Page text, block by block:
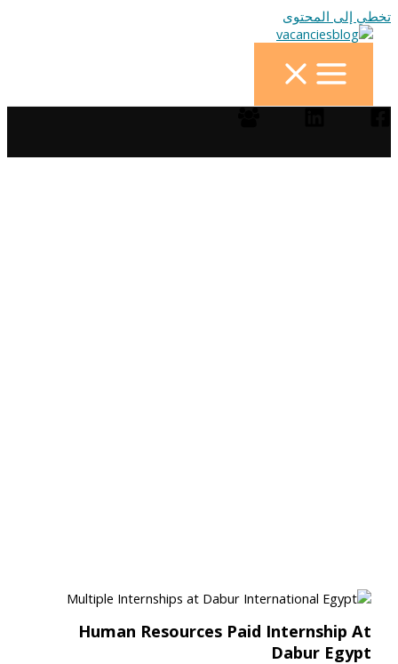
تخطي إلى المحتوى
Human Resources Paid Internship At
Dabur Egypt